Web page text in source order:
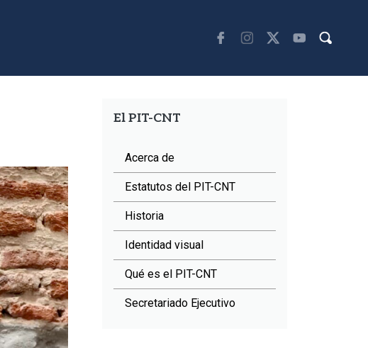
El PIT-CNT
Acerca de
Estatutos del PIT-CNT
Historia
Identidad visual
Qué es el PIT-CNT
Secretariado Ejecutivo